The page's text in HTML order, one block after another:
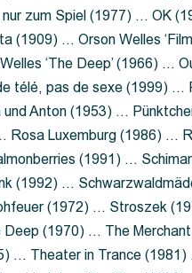
zum Spiel (1977) … OK
(1909) … Orson Welles
‘The Deep’ (1966) …
télé, pas de sexe (1999) …
Anton (1953) …
Luxemburg (1986) …
(1991) …
(1992) …
(1972) … Stroszek
(1970) … The
… Theater in Trance